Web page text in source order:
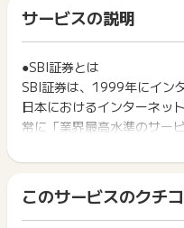
【個人ブログ及びSNS（
その他ブログ等）拡散にお
・SBI証券の紹介ではなく
てのSNS投稿は問題ございま
・ただし、投資を勧誘する
をうたうような内容、ポイ
誤認されるような内容での
○ SBI証券の口座開設でポ
× SBI証券の口座開設をし
「 口座開設でポイント
お買い物利用時で、デバイ
ト獲得ができません。
2回以上同じお買い物・サー
ポイントタウンに戻り、「
を押してからご利用くださ
下記の事項に該当する場合
い物を複数回ご利用された
・他のポイントサイトや比
て一度でも同サービス・お
一部のサービスにつきまし
は切り捨てとなります。
ポイント獲得が1ポイント
ント履歴には記載されません
原則として広告主側のポイ
につきましては、ポイント
まれません。
広告主が運営しているサー
商品の交換や一部でもキ
になる可能性もございます
ン期間が予告なしに変更さ
れた時点の条件が適用され
サービスの説明
●SBI証券とは
SBI証券は、1999年にイン
日本におけるインターネッ
常に「業界最高水準のサー
様でSBIグループ※1は、国
破！
●SBI証券の特徴
このサービスのクチ